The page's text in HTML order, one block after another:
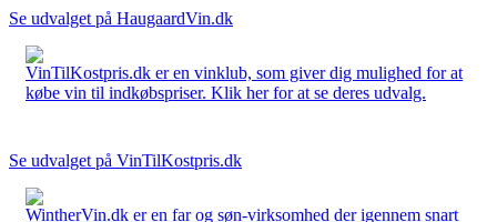
Se udvalget på HaugaardVin.dk
VinTilKostpris.dk er en vinklub, som giver dig mulighed for at
købe vin til indkøbspriser. Klik her for at se deres udvalg.
Se udvalget på VinTilKostpris.dk
WintherVin.dk er en far og søn-virksomhed der igennem snart